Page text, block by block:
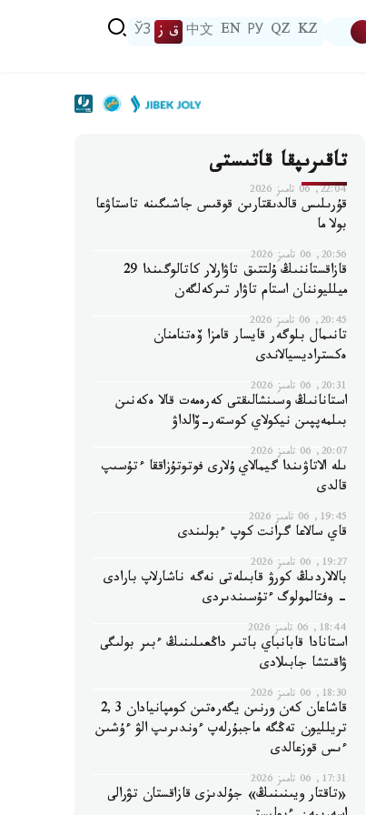
KZ
QZ
РУ
EN
中文 ق ز ЎЗ
تاقىرىپقا قاتىستى
22:04, 06 تامىز 2026
قۇرىلىس قالدىقتارىن قوقىس جاشىگىنە تاستاۋعا
بولا ما
20:56, 06 تامىز 2026
قازاقستاننىڭ ۇلتتىق تاۋارلار كاتالوگىندا 29
ميلليوننان استام تاۋار تىركەلگەن
20:45, 06 تامىز 2026
تانىمال بلوگەر قايسار قامزا ۆەتنامنان
ەكستراديسيالاندى
20:31, 06 تامىز 2026
استانانىڭ وسىنشالىقتى كەرەمەت قالا ەكەنىن
بىلمەپپىن نيكولاي كوستەر-ۆالداۋ
20:07, 06 تامىز 2026
ىلە الاتاۋىندا گيمالاي ۇلارى فوتوتۇزاققا ءتۇسىپ
قالدى
19:45, 06 تامىز 2026
قاي سالاعا گرانت كوپ ءبولىندى
19:27, 06 تامىز 2026
بالالاردىڭ كورۋ قابىلەتى نەگە ناشارلاپ بارادى
- وفتالمولوگ ءتۇسىندىردى
18:44, 06 تامىز 2026
استانادا قابانباي باتىر داڭعىلىنىڭ ءبىر بولىگى
ۋاقىتشا جابىلادى
18:30, 06 تامىز 2026
قاشاعان كەن ورنىن يگەرەتىن كومپانيادان 2,3
تريلليون تەڭگە ماجبۇرلەپ ءوندىرىپ الۋ ءۇشىن
ءىس قوزعالدى
17:31, 06 تامىز 2026
«تاقتار ويىنىنىڭ» جۇلدىزى قازاقستان تۋرالى